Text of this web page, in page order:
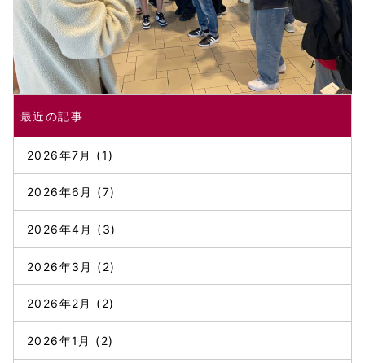
最近の記事
2026年7月 (1)
2026年6月 (7)
2026年4月 (3)
2026年3月 (2)
2026年2月 (2)
2026年1月 (2)